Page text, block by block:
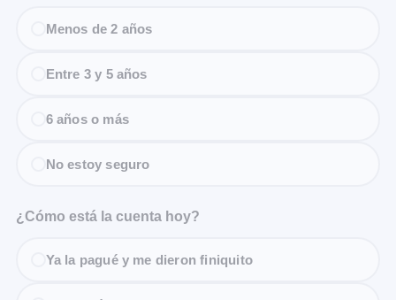
Menos de 2 años
Entre 3 y 5 años
6 años o más
No estoy seguro
¿Cómo está la cuenta hoy?
Ya la pagué y me dieron finiquito